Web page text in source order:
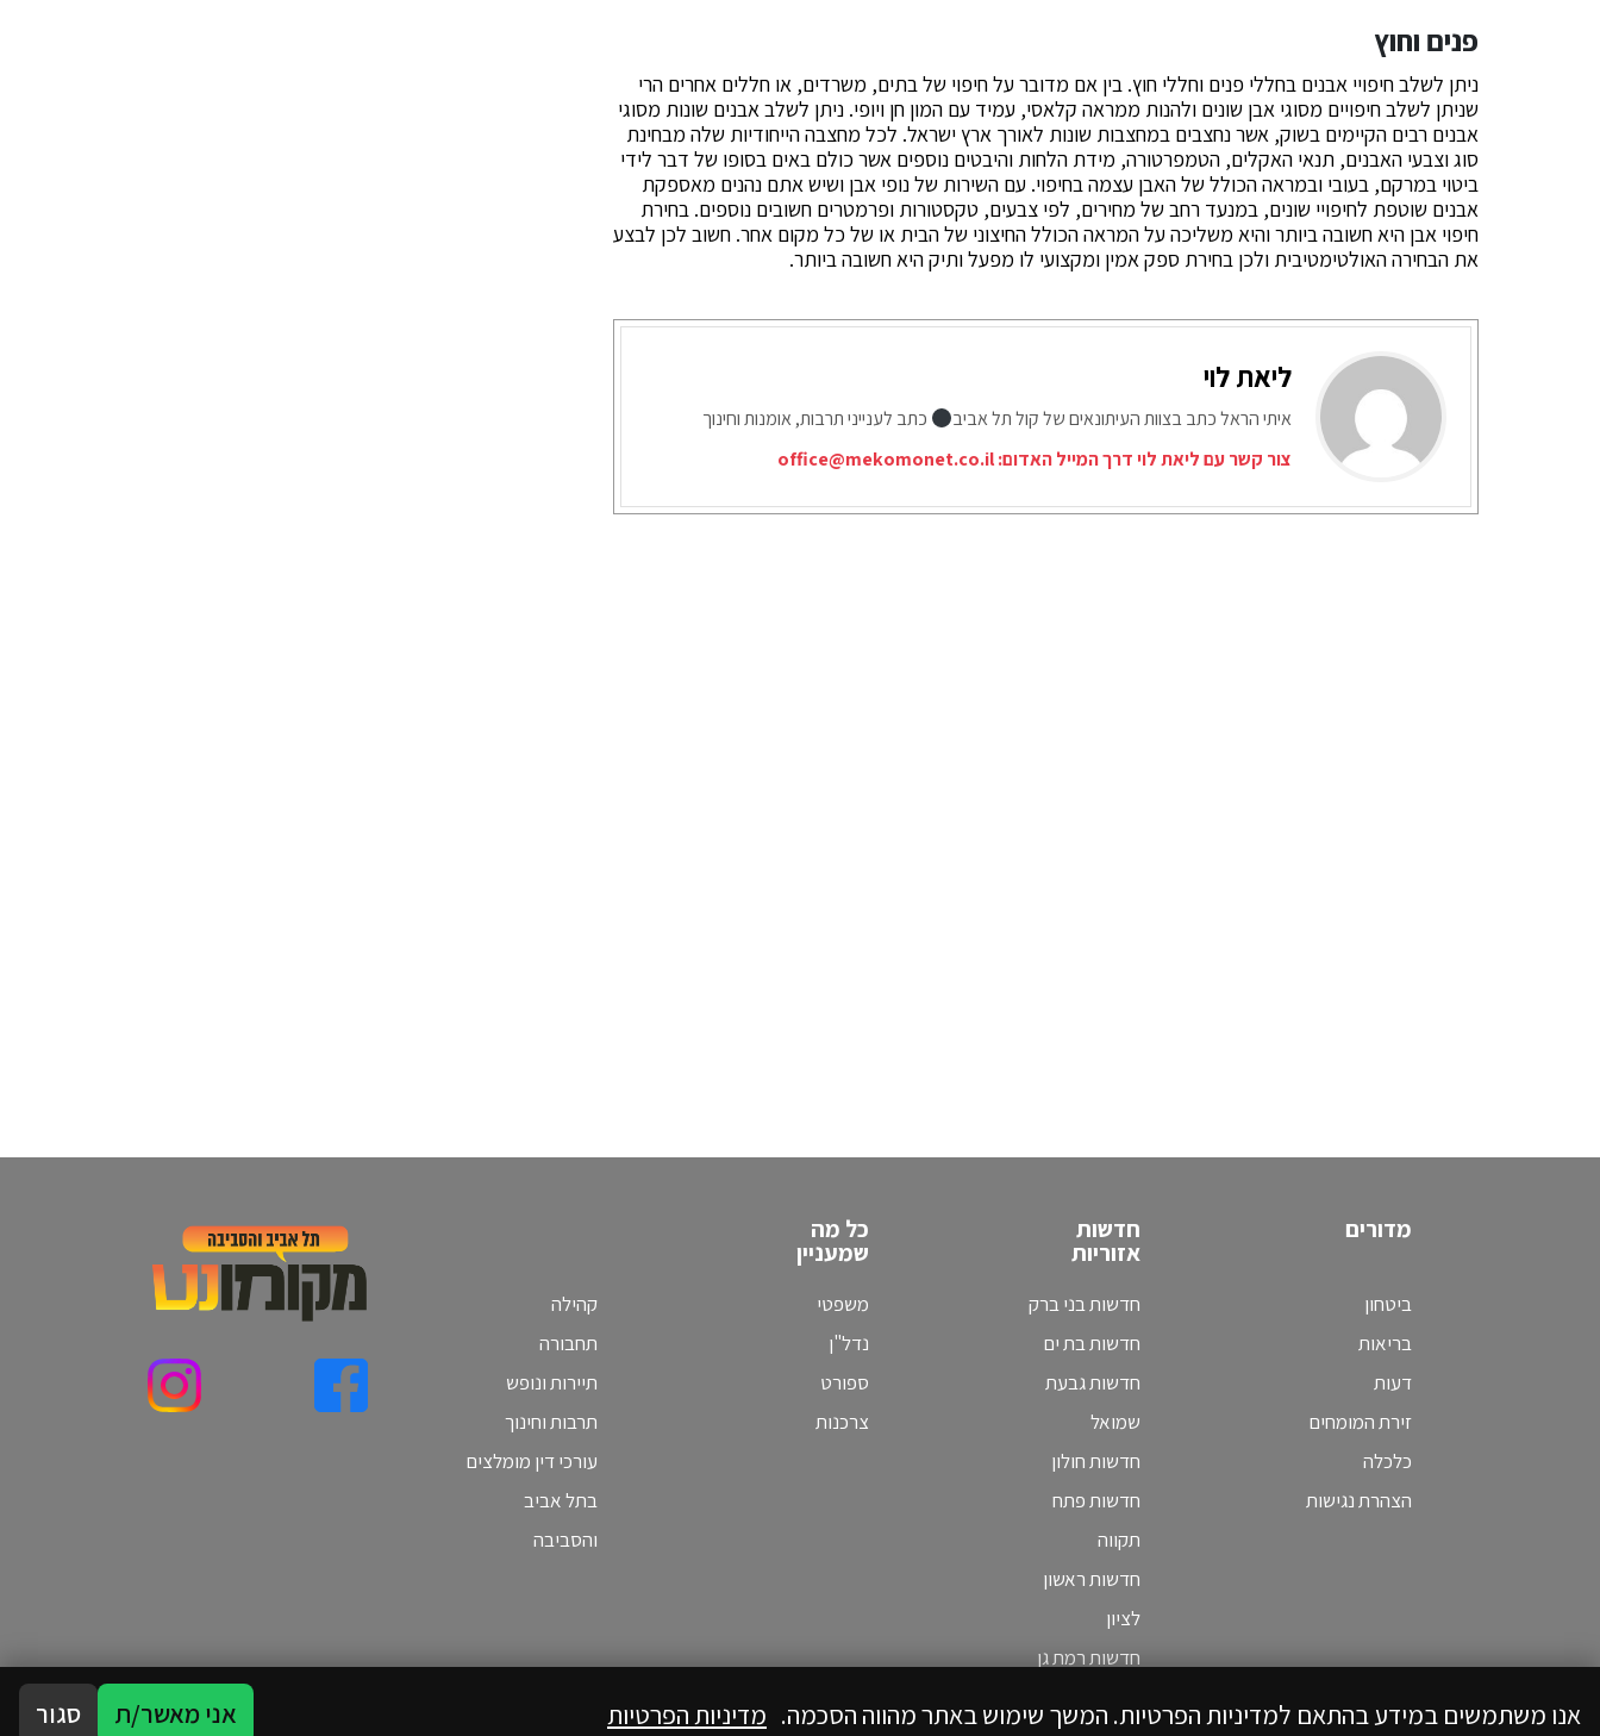
פנים וחוץ
ניתן לשלב חיפויי אבנים בחללי פנים וחללי חוץ. בין אם מדובר על חיפוי של בתים, משרדים, או חללים אחרים הרי
שניתן לשלב חיפויים מסוגי אבן שונים ולהנות ממראה קלאסי, עמיד עם המון חן ויופי. ניתן לשלב אבנים שונות מסוגי
אבנים רבים הקיימים בשוק, אשר נחצבים במחצבות שונות לאורך ארץ ישראל. לכל מחצבה הייחודיות שלה מבחינת
סוג וצבעי האבנים, תנאי האקלים, הטמפרטורה, מידת הלחות והיבטים נוספים אשר כולם באים בסופו של דבר לידי
ביטוי במרקם, בעובי ובמראה הכולל של האבן עצמה בחיפוי. עם השירות של נופי אבן ושיש אתם נהנים מאספקת
אבנים שוטפת לחיפויי שונים, במנעד רחב של מחירים, לפי צבעים, טקסטורות ופרמטרים חשובים נוספים. בחירת
חיפוי אבן היא חשובה ביותר והיא משליכה על המראה הכולל החיצוני של הבית או של כל מקום אחר. חשוב לכן לבצע
את הבחירה האולטימטיבית ולכן בחירת ספק אמין ומקצועי לו מפעל ותיק היא חשובה ביותר.
ליאת לוי
איתי הראל כתב בצוות העיתונאים של קול תל אביב
כתב לענייני תרבות, אומנות וחינוך
צור קשר עם ליאת לוי דרך המייל האדום:office@mekomonet.co.il
מדורים
ביטחון
בריאות
דעות
זירת המומחים
כלכלה
הצהרת נגישות
חדשות
אזוריות
חדשות בני ברק
חדשות בת ים
חדשות גבעת
שמואל
חדשות חולון
חדשות פתח
תקווה
חדשות ראשון
לציון
חדשות רמת גן
כל מה
שמעניין
משפטי
נדל"ן
ספורט
צרכנות
קהילה
תחבורה
תיירות ונופש
תרבות וחינוך
עורכי דין מומלצים
בתל אביב
והסביבה
אנו משתמשים במידע בהתאם למדיניות הפרטיות. המשך שימוש באתר מהווה הסכמה. מדיניות הפרטיות אני מאשר/ת סגור